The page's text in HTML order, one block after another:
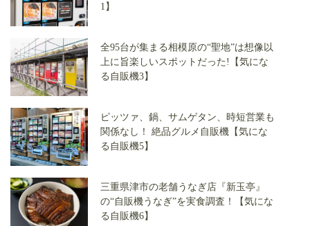
1】
全95台が集まる相模原の“聖地”は想像以
上に旨楽しいスポットだった!【気にな
る自販機3】
ピッツァ、鍋、サムゲタン、時短営業も
関係なし！ 絶品グルメ自販機【気にな
る自販機5】
三重県津市の老舗うなぎ店『新玉亭』
の“自販機うなぎ”を実食調査！【気にな
る自販機6】